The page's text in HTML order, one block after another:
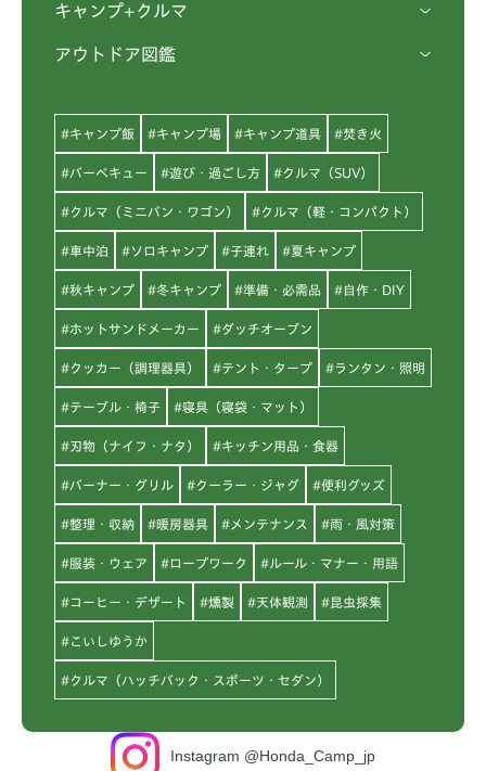
キャンプ+クルマ
アウトドア図鑑
#キャンプ飯 #キャンプ場 #キャンプ道具 #焚き火
#バーベキュー #遊び・過ごし方 #クルマ（SUV）
#クルマ（ミニバン・ワゴン） #クルマ（軽・コンパクト）
#車中泊 #ソロキャンプ #子連れ #夏キャンプ
#秋キャンプ #冬キャンプ #準備・必需品 #自作・DIY
#ホットサンドメーカー #ダッチオーブン
#クッカー（調理器具） #テント・タープ #ランタン・照明
#テーブル・椅子 #寝具（寝袋・マット）
#刃物（ナイフ・ナタ） #キッチン用品・食器
#バーナー・グリル #クーラー・ジャグ #便利グッズ
#整理・収納 #暖房器具 #メンテナンス #雨・風対策
#服装・ウェア #ロープワーク #ルール・マナー・用語
#コーヒー・デザート #燻製 #天体観測 #昆虫採集
#こいしゆうか
#クルマ（ハッチバック・スポーツ・セダン）
Instagram @Honda_Camp_jp